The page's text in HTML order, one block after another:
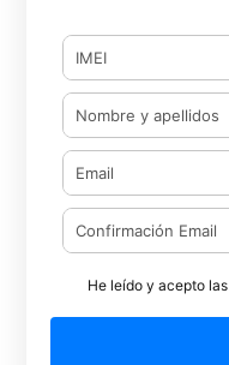
He leído y acepto las